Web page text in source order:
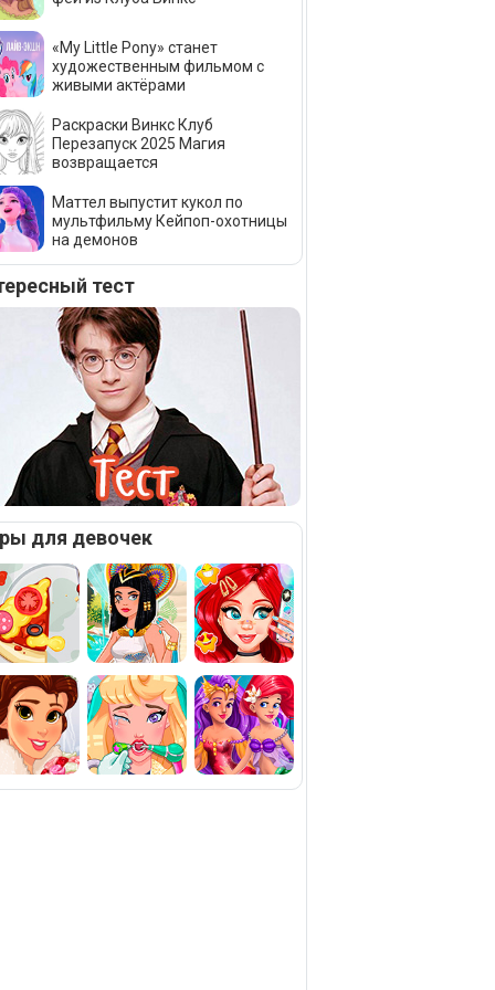
«My Little Pony» станет
художественным фильмом с
живыми актёрами
Раскраски Винкс Клуб
Перезапуск 2025 Магия
возвращается
Маттел выпустит кукол по
мультфильму Кейпоп-охотницы
на демонов
тест
для девочек